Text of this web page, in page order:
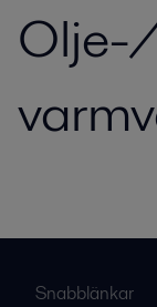
Snabblänkar